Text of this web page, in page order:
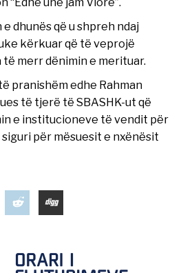
dhunës që u shpreh ndaj
kërkuar që të veprojë
merr dënimin e merituar.
pranishëm edhe Rahman
të tjerë të SBASHK-ut që
e institucioneve të vendit për
për mësuesit e nxënësit